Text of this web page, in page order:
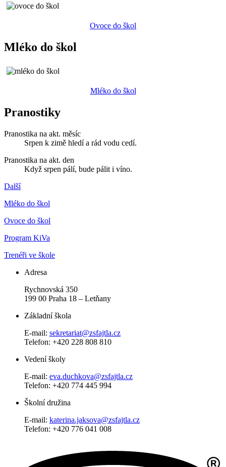
Ovoce do škol
Mléko do škol
Mléko do škol
Pranostiky
Pranostika na akt. měsíc
Srpen k zimě hledí a rád vodu cedí.
Pranostika na akt. den
Když srpen pálí, bude pálit i víno.
Další
Mléko do škol
Ovoce do škol
Program KiVa
Trenéři ve škole
Adresa
Rychnovská 350
199 00 Praha 18 – Letňany
Základní škola
E-mail: sekretariat@zsfajtla.cz
Telefon: +420 228 808 810
Vedení školy
E-mail: eva.duchkova@zsfajtla.cz
Telefon: +420 774 445 994
Školní družina
E-mail: katerina.jaksova@zsfajtla.cz
Telefon: +420 776 041 008